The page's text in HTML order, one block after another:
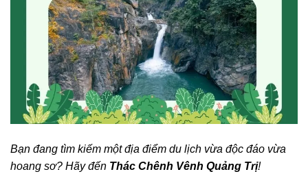
Bạn đang tìm kiếm một địa điểm du lịch vừa độc đáo vừa
hoang sơ? Hãy đến Thác Chênh Vênh Quảng Trị!